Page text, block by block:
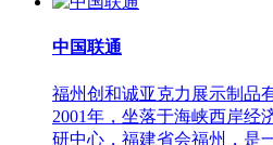
中国联通
福州创和诚亚克力展示制品
2001年，坐落于海峡西岸经
研中心，福建省会福州，是